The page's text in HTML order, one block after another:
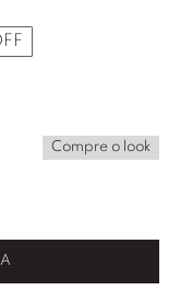
Compre o look